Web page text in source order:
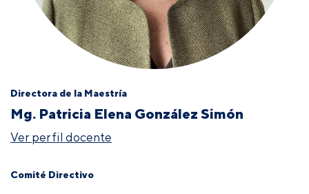
Directora de la Maestría
Mg. Patricia Elena González Simón
Ver perfil docente
Comité Directivo